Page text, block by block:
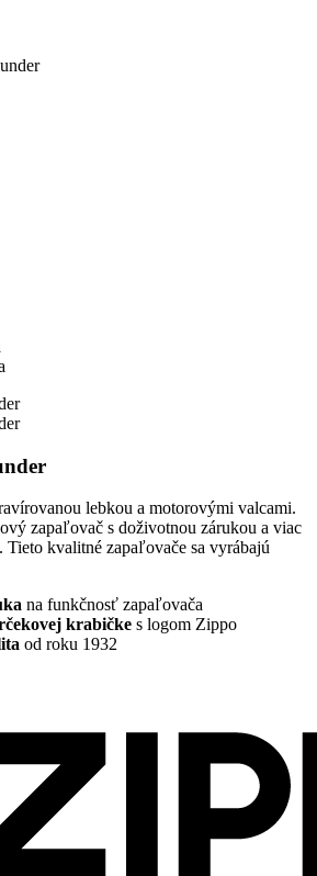
lebkou a motorovými valcami.
zapaľovač s doživotnou zárukou a viac
Tieto kvalitné zapaľovače sa vyrábajú
na funkčnosť zapaľovača
krabičke s logom Zippo
od roku 1932